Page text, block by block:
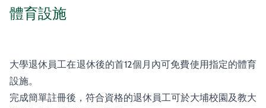
體育設施
大學退休員工在退休後的首12個月內可免費使用指定的體育
設施。
完成簡單註冊後，符合資格的退休員工可於大埔校園及教大